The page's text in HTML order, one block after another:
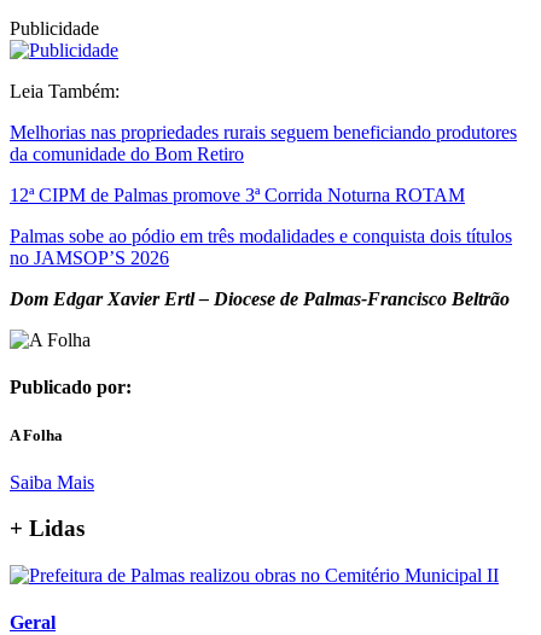
Publicidade
Leia Também:
Melhorias nas propriedades rurais seguem beneficiando produtores
da comunidade do Bom Retiro
12ª CIPM de Palmas promove 3ª Corrida Noturna ROTAM
Palmas sobe ao pódio em três modalidades e conquista dois títulos
no JAMSOP’S 2026
Dom Edgar Xavier Ertl – Diocese de Palmas-Francisco Beltrão
Publicado por:
A Folha
Saiba Mais
+ Lidas
Geral